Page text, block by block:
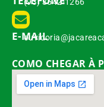
(93) 3542-1266
E-MAIL
COMO CHEGAR À